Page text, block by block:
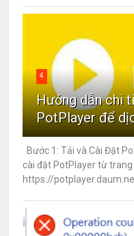
4
Hướng dẫn chi
PotPlayer để
Bước 1: Tải và Cài Đặt
cài đặt PotPlayer từ
https://